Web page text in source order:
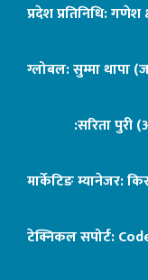
प्रदेश प्रतिनिधि: गणेश
ग्लोबल: सुम्मा थापा
:सरिता पुरी
मार्केटिङ म्यानेजर:
टेक्निकल सपोर्ट: